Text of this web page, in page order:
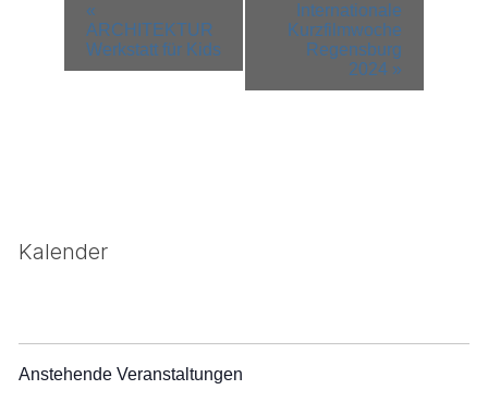
Navigation
«
ARCHITEKTUR
Werkstatt für Kids
Internationale
Kurzfilmwoche
Regensburg
2024 »
Kalender
Anstehende Veranstaltungen